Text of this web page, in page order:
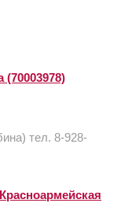
(70003978)
тел. 8-928-